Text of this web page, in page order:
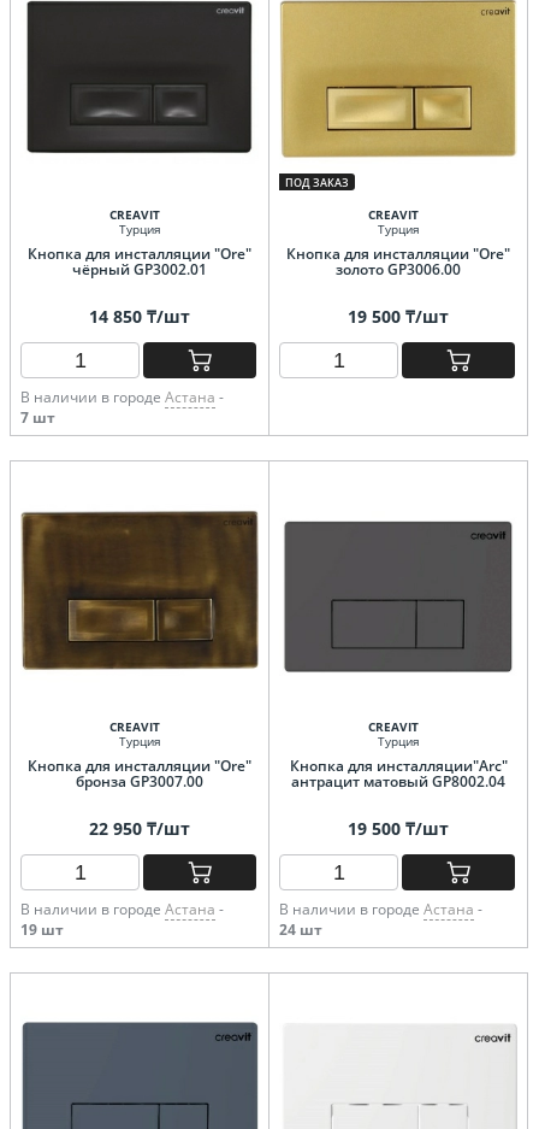
CREAVIT
Турция
Кнопка для инсталляции "Ore"
чёрный GP3002.01
14 850 ₸/шт
В наличии в городе Астана -
7 шт
ПОД ЗАКАЗ
CREAVIT
Турция
Кнопка для инсталляции "Ore"
золото GP3006.00
19 500 ₸/шт
CREAVIT
Турция
Кнопка для инсталляции "Ore"
бронза GP3007.00
22 950 ₸/шт
В наличии в городе Астана -
19 шт
CREAVIT
Турция
Кнопка для инсталляции"Arc"
антрацит матовый GP8002.04
19 500 ₸/шт
В наличии в городе Астана -
24 шт